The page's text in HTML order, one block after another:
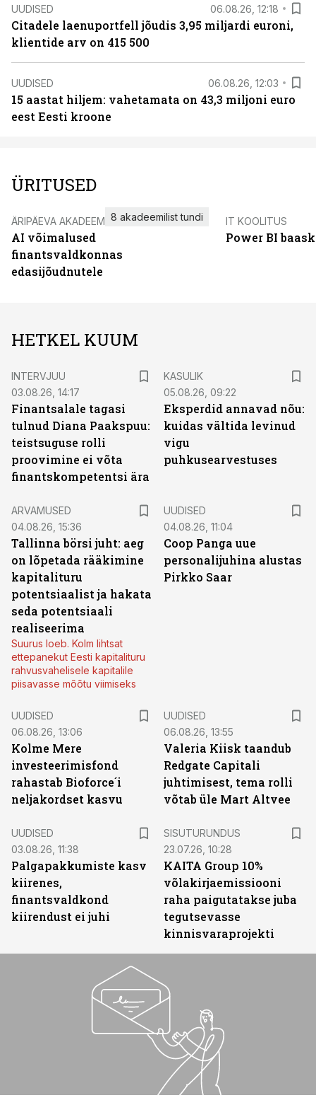
UUDISED 06.08.26, 12:18
Citadele laenuportfell jõudis 3,95 miljardi euroni,
klientide arv on 415 500
UUDISED 06.08.26, 12:03
15 aastat hiljem: vahetamata on 43,3 miljoni euro
eest Eesti kroone
ÜRITUSED
ÄRIPÄEVA AKADEEMIA
AI võimalused
finantsvaldkonnas
edasijõudnutele
8 akadeemilist tundi IT KOOLITUS
Power BI
HETKEL KUUM
INTERVJUU
03.08.26, 14:17
Finantsalale tagasi
tulnud Diana Paakspuu:
teistsuguse rolli
proovimine ei võta
finantskompetentsi ära
KASULIK
05.08.26, 09:22
Eksperdid annavad nõu:
kuidas vältida levinud
vigu
puhkusearvestuses
ARVAMUSED
04.08.26, 15:36
Tallinna börsi juht: aeg
on lõpetada rääkimine
kapitalituru
potentsiaalist ja hakata
seda potentsiaali
realiseerima
Suurus loeb. Kolm lihtsat
ettepanekut Eesti kapitalituru
rahvusvahelisele kapitalile
piisavasse mõõtu viimiseks
UUDISED
04.08.26, 11:04
Coop Panga uue
personalijuhina alustas
Pirkko Saar
UUDISED
06.08.26, 13:06
Kolme Mere
investeerimisfond
rahastab Bioforce´i
neljakordset kasvu
UUDISED
06.08.26, 13:55
Valeria Kiisk taandub
Redgate Capitali
juhtimisest, tema rolli
võtab üle Mart Altvee
UUDISED
03.08.26, 11:38
Palgapakkumiste kasv
kiirenes,
finantsvaldkond
kiirendust ei juhi
SISUTURUNDUS
23.07.26, 10:28
KAITA Group 10%
võlakirjaemissiooni
raha paigutatakse juba
tegutsevasse
kinnisvaraprojekti